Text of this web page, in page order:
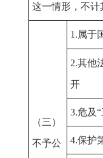
这一情形，不计
（三）
不予公
1.属于
2.其他
开
3.危及
4.保护